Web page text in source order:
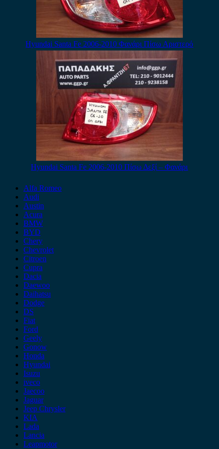
Hyundai Santa Fe 2006-2010 Φανάρι Πίσω Αριστερό
Hyundai Santa Fe 2006-2010 Πίσω Δεξί – Φανάρι
Alfa Romeo
Audi
Austin
Acura
BMW
BYD
Chery
Chevrolet
Citroen
Cupra
Dacia
Daewoo
Daihatsu
Dodge
DS
Fiat
Ford
Geely
Gonow
Honda
Hyundai
Isuzu
iveco
Jaecoo
Jaguar
Jeep Chrysler
KIA
Lada
Lancia
Leapmotor